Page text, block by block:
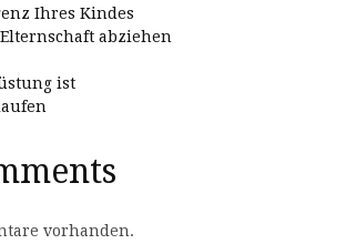
Ihres Kindes
abziehen
ist
vorhanden.